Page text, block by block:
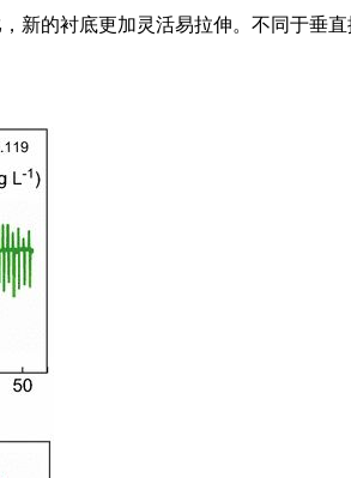
新的衬底更加灵活易拉伸。不同于垂